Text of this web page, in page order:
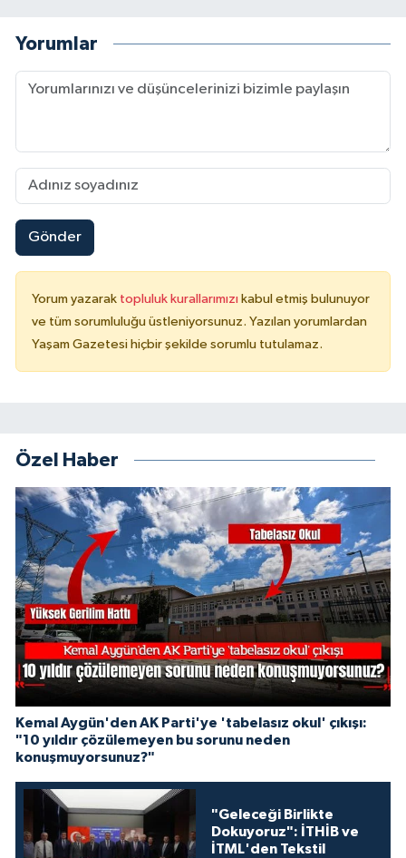
Yorumlar
Gönder
Yorum yazarak topluluk kurallarımızı kabul etmiş bulunuyor
ve tüm sorumluluğu üstleniyorsunuz. Yazılan yorumlardan
Yaşam Gazetesi hiçbir şekilde sorumlu tutulamaz.
Özel Haber
Kemal Aygün'den AK Parti'ye 'tabelasız okul' çıkışı:
"10 yıldır çözülemeyen bu sorunu neden
konuşmuyorsunuz?"
"Geleceği Birlikte
Dokuyoruz": İTHİB ve
İTML'den Tekstil